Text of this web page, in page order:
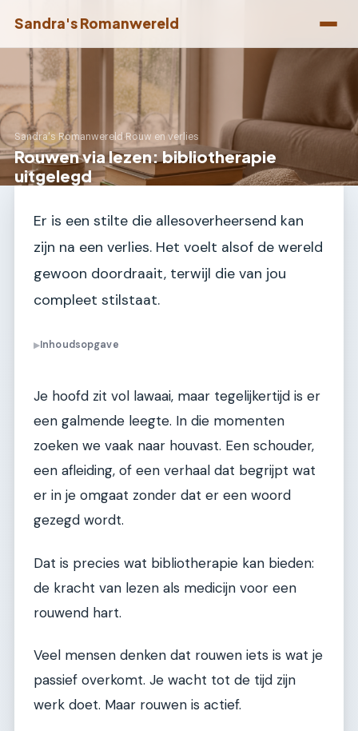
Sandra's Romanwereld
Sandra's Romanwereld›Rouw en verlies
Rouwen via lezen: bibliotherapie
uitgelegd
Er is een stilte die allesoverheersend kan
zijn na een verlies. Het voelt alsof de wereld
gewoon doordraait, terwijl die van jou
compleet stilstaat.
▶Inhoudsopgave
Je hoofd zit vol lawaai, maar tegelijkertijd is er
een galmende leegte. In die momenten
zoeken we vaak naar houvast. Een schouder,
een afleiding, of een verhaal dat begrijpt wat
er in je omgaat zonder dat er een woord
gezegd wordt.
Dat is precies wat bibliotherapie kan bieden:
de kracht van lezen als medicijn voor een
rouwend hart.
Veel mensen denken dat rouwen iets is wat je
passief overkomt. Je wacht tot de tijd zijn
werk doet. Maar rouwen is actief.